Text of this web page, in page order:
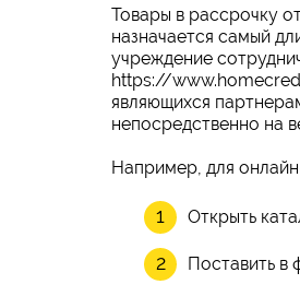
Товары в рассрочку
назначается самый
учреждение
https://
являющихся
непосредственно на
Например, для
Открыть
Поставить в